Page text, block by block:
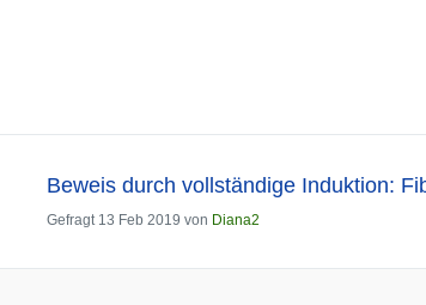
Beweis durch vollständige Induktion:
Gefragt 13 Feb 2019 von Diana2